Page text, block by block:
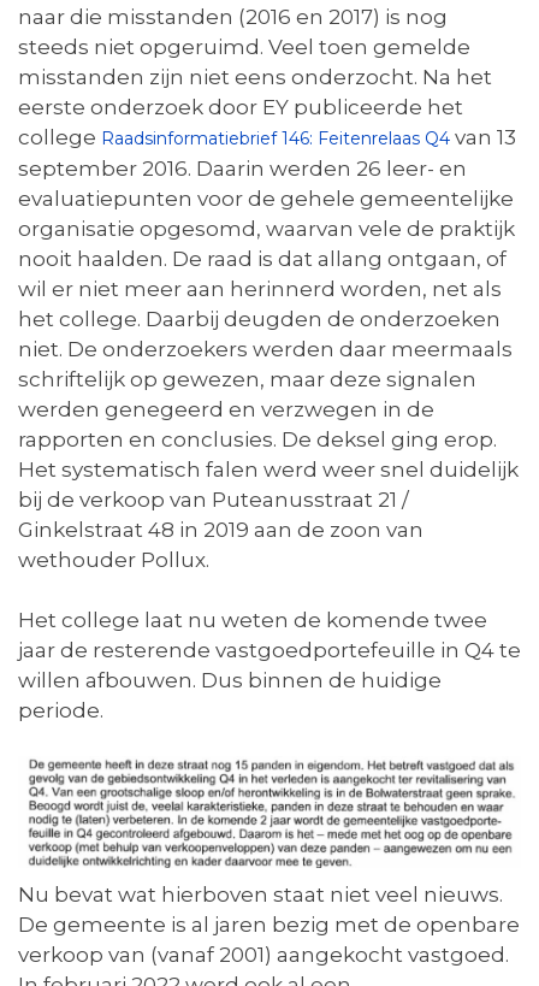
naar die misstanden (2016 en 2017) is nog
steeds niet opgeruimd. Veel toen gemelde
misstanden zijn niet eens onderzocht. Na het
eerste onderzoek door EY publiceerde het
college Raadsinformatiebrief 146: Feitenrelaas Q4 van 13
september 2016. Daarin werden 26 leer- en
evaluatiepunten voor de gehele gemeentelijke
organisatie opgesomd, waarvan vele de praktijk
nooit haalden. De raad is dat allang ontgaan, of
wil er niet meer aan herinnerd worden, net als
het college. Daarbij deugden de onderzoeken
niet. De onderzoekers werden daar meermaals
schriftelijk op gewezen, maar deze signalen
werden genegeerd en verzwegen in de
rapporten en conclusies. De deksel ging erop.
Het systematisch falen werd weer snel duidelijk
bij de verkoop van Puteanusstraat 21 /
Ginkelstraat 48 in 2019 aan de zoon van
wethouder Pollux.
Het college laat nu weten de komende twee
jaar de resterende vastgoedportefeuille in Q4 te
willen afbouwen. Dus binnen de huidige
periode.
Nu bevat wat hierboven staat niet veel nieuws.
De gemeente is al jaren bezig met de openbare
verkoop van (vanaf 2001) aangekocht vastgoed.